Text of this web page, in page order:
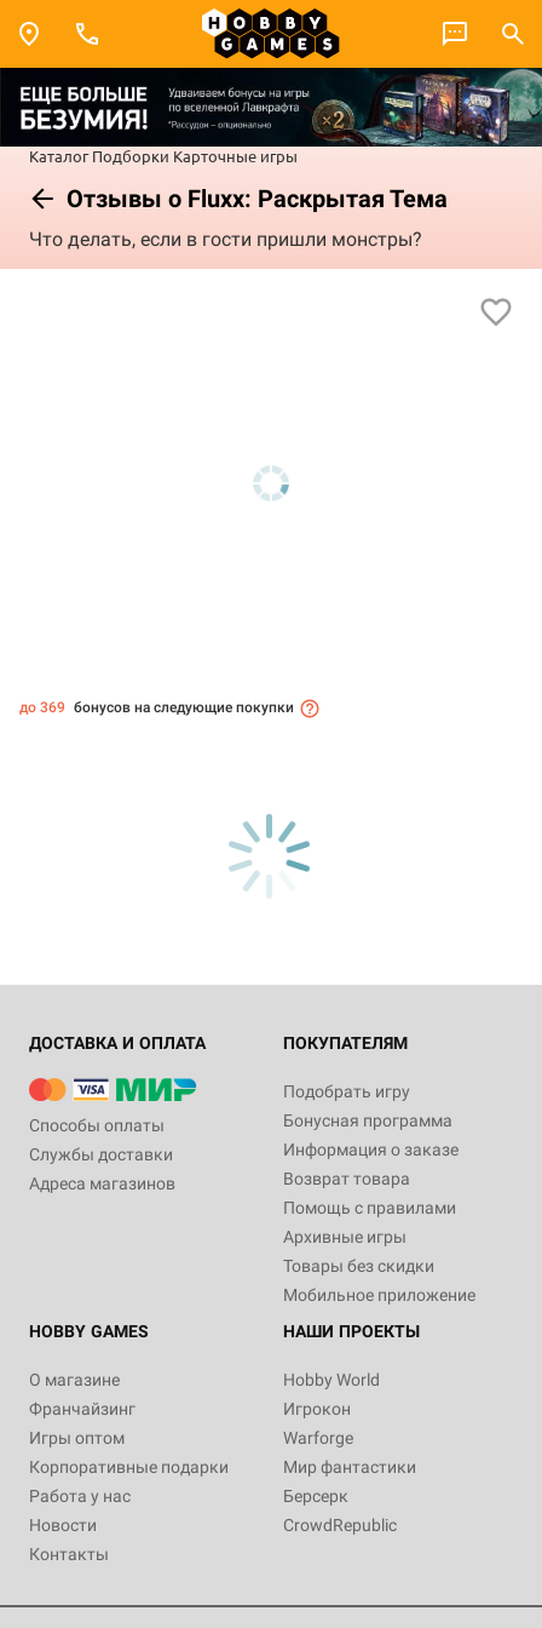
Каталог Подборки Карточные игры
Отзывы о Fluxx: Раскрытая Тема
Что делать, если в гости пришли монстры?
до 369 бонусов на следующие покупки
ДОСТАВКА И ОПЛАТА
Способы оплаты
Службы доставки
Адреса магазинов
ПОКУПАТЕЛЯМ
Подобрать игру
Бонусная программа
Информация о заказе
Возврат товара
Помощь с правилами
Архивные игры
Товары без скидки
Мобильное приложение
HOBBY GAMES
О магазине
Франчайзинг
Игры оптом
Корпоративные подарки
Работа у нас
Новости
Контакты
НАШИ ПРОЕКТЫ
Hobby World
Игрокон
Warforge
Мир фантастики
Берсерк
CrowdRepublic